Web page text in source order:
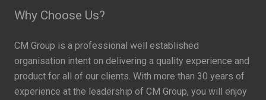
Why Choose Us?
CM Group is a professional well established
organisation intent on delivering a quality experience and
product for all of our clients. With more than 30 years of
experience at the leadership of CM Group, you will enjoy